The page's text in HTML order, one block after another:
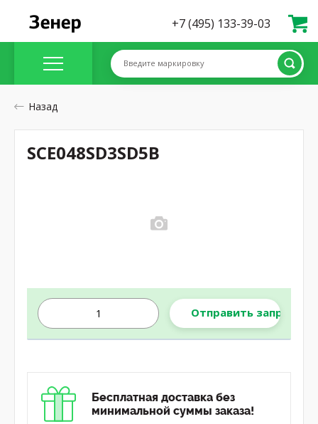
+7 (495) 133-39-03
Введите маркировку
Назад
Отправить запрос
Бесплатная доставка без
минимальной суммы заказа!
SCE048SD3SD5B